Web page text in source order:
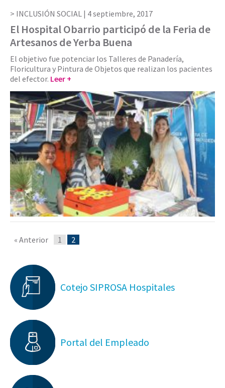
INCLUSIÓN SOCIAL | 4 septiembre, 2017
El Hospital Obarrio participó de la Feria de
Artesanos de Yerba Buena
El objetivo fue potenciar los Talleres de Panadería,
Floricultura y Pintura de Objetos que realizan los pacientes
del efector. Leer +
« Anterior 1 2
Cotejo SIPROSA Hospitales
Portal del Empleado